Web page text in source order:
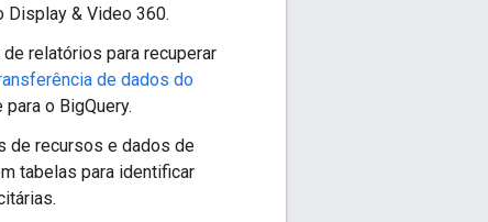
& Video 360.
relatórios para recuperar
de dados do
o BigQuery.
de recursos e dados de
tabelas para identificar